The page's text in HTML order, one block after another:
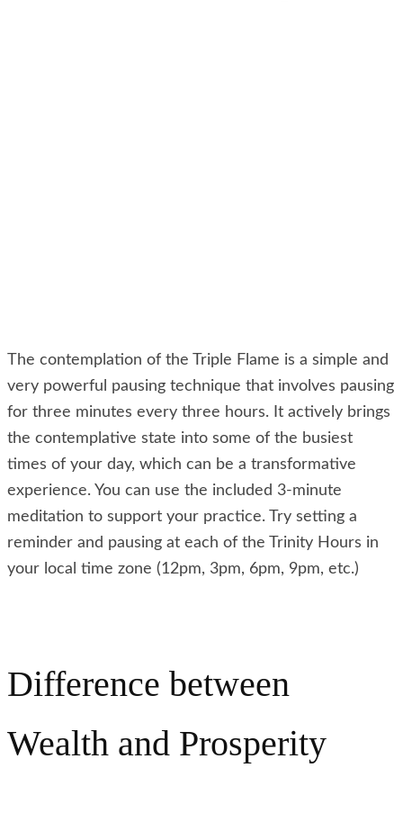
The contemplation of the Triple Flame is a simple and
very powerful pausing technique that involves pausing
for three minutes every three hours. It actively brings
the contemplative state into some of the busiest
times of your day, which can be a transformative
experience. You can use the included 3-minute
meditation to support your practice. Try setting a
reminder and pausing at each of the Trinity Hours in
your local time zone (12pm, 3pm, 6pm, 9pm, etc.)
Difference between
Wealth and Prosperity